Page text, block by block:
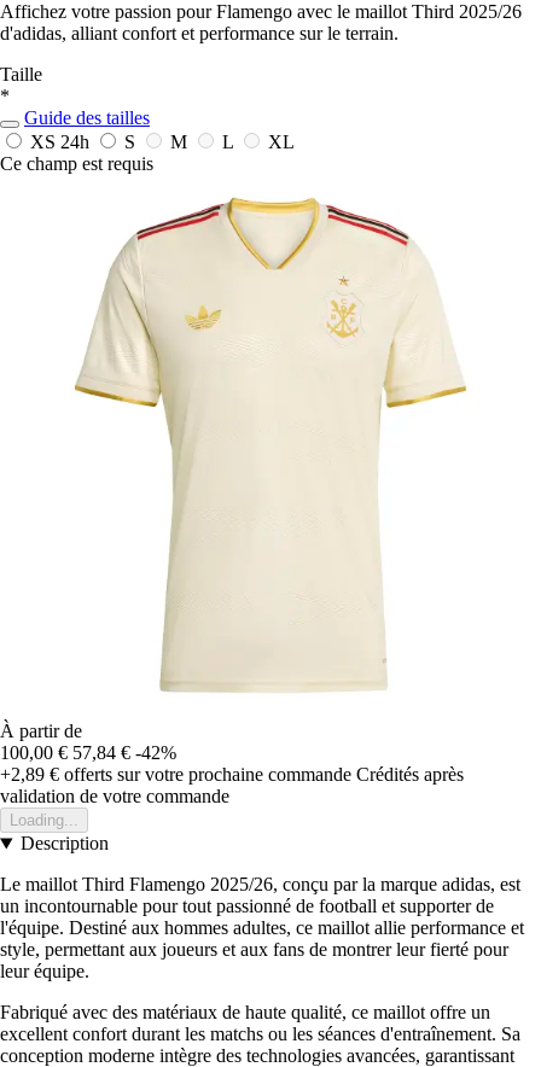
Affichez votre passion pour Flamengo avec le maillot Third 2025/26
d'adidas, alliant confort et performance sur le terrain.
Taille
*
Guide des tailles
XS 24h S M L
XL
Ce champ est requis
À partir de
100,00 € 57,84 € -42%
+2,89 € offerts sur votre prochaine commande Crédités après
validation de votre commande
Loading...
Description
Le maillot Third Flamengo 2025/26, conçu par la marque adidas, est
un incontournable pour tout passionné de football et supporter de
l'équipe. Destiné aux hommes adultes, ce maillot allie performance et
style, permettant aux joueurs et aux fans de montrer leur fierté pour
leur équipe.
Fabriqué avec des matériaux de haute qualité, ce maillot offre un
excellent confort durant les matchs ou les séances d'entraînement. Sa
conception moderne intègre des technologies avancées, garantissant